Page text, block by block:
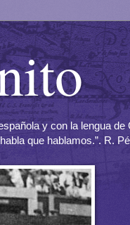
española y con la
que hablamos.”. R.